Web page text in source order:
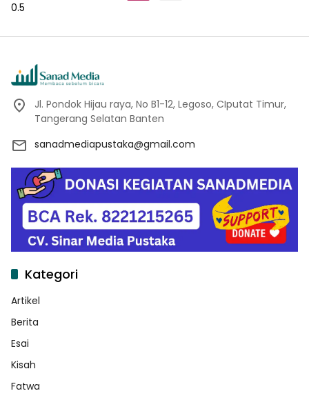
Jl. Pondok Hijau raya, No B1-12, Legoso, CIputat Timur,
Tangerang Selatan Banten
sanadmediapustaka@gmail.com
Kategori
Artikel
Berita
Esai
Kisah
Fatwa